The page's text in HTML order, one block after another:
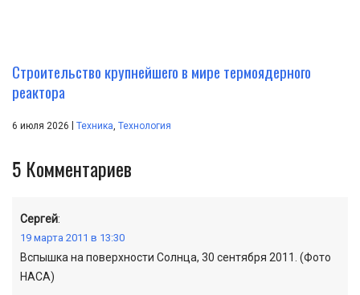
Строительство крупнейшего в мире термоядерного
реактора
6 июля 2026 Техника, Технология
5 Комментариев
Сергей:
19 марта 2011 в 13:30
Вспышка на поверхности Солнца, 30 сентября 2011. (Фото
НАСА)